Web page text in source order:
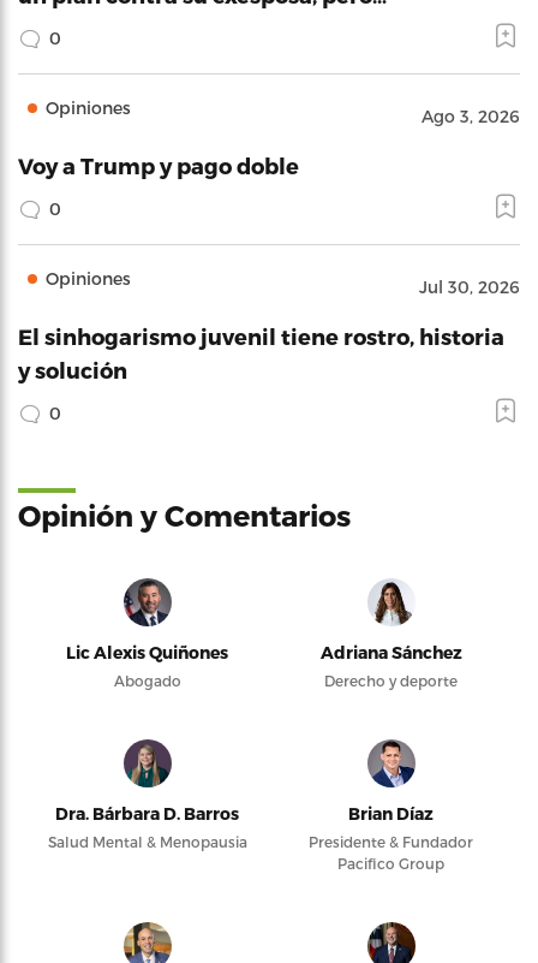
0
Opiniones Ago 3, 2026
Voy a Trump y pago doble
0
Opiniones Jul 30, 2026
El sinhogarismo juvenil tiene rostro, historia
y solución
0
Opinión y Comentarios
Lic Alexis Quiñones
Abogado
Adriana Sánchez
Derecho y deporte
Dra. Bárbara D. Barros
Salud Mental & Menopausia
Brian Díaz
Presidente & Fundador
Pacifico Group